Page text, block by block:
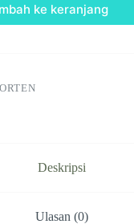
ke keranjang
Deskripsi
Ulasan (0)